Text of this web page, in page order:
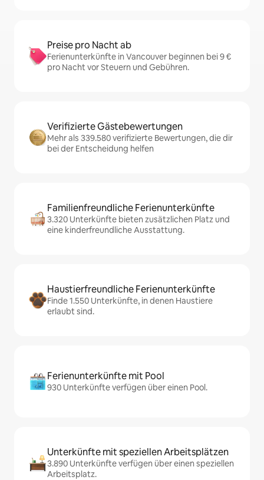
Preise pro Nacht ab
Ferienunterkünfte in Vancouver beginnen bei 9 €
pro Nacht vor Steuern und Gebühren.
Verifizierte Gästebewertungen
Mehr als 339.580 verifizierte Bewertungen, die dir
bei der Entscheidung helfen
Familienfreundliche Ferienunterkünfte
3.320 Unterkünfte bieten zusätzlichen Platz und
eine kinderfreundliche Ausstattung.
Haustierfreundliche Ferienunterkünfte
Finde 1.550 Unterkünfte, in denen Haustiere
erlaubt sind.
Ferienunterkünfte mit Pool
930 Unterkünfte verfügen über einen Pool.
Unterkünfte mit speziellen Arbeitsplätzen
3.890 Unterkünfte verfügen über einen speziellen
Arbeitsplatz.